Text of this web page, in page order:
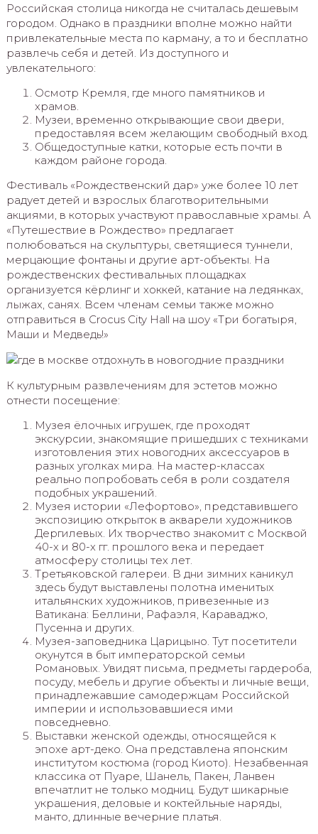
Российская столица никогда не считалась дешевым
городом. Однако в праздники вполне можно найти
привлекательные места по карману, а то и бесплатно
развлечь себя и детей. Из доступного и
увлекательного:
Осмотр Кремля, где много памятников и
храмов.
Музеи, временно открывающие свои двери,
предоставляя всем желающим свободный вход.
Общедоступные катки, которые есть почти в
каждом районе города.
Фестиваль «Рождественский дар» уже более 10 лет
радует детей и взрослых благотворительными
акциями, в которых участвуют православные храмы. А
«Путешествие в Рождество» предлагает
полюбоваться на скульптуры, светящиеся туннели,
мерцающие фонтаны и другие арт-объекты. На
рождественских фестивальных площадках
организуется кёрлинг и хоккей, катание на ледянках,
лыжах, санях. Всем членам семьи также можно
отправиться в Crocus City Hall на шоу «Три богатыря,
Маши и Медведь!»
К культурным развлечениям для эстетов можно
отнести посещение:
Музея ёлочных игрушек, где проходят
экскурсии, знакомящие пришедших с техниками
изготовления этих новогодних аксессуаров в
разных уголках мира. На мастер-классах
реально попробовать себя в роли создателя
подобных украшений.
Музея истории «Лефортово», представившего
экспозицию открыток в акварели художников
Дергилевых. Их творчество знакомит с Москвой
40-х и 80-х гг. прошлого века и передает
атмосферу столицы тех лет.
Третьяковской галереи. В дни зимних каникул
здесь будут выставлены полотна именитых
итальянских художников, привезенные из
Ватикана: Беллини, Рафаэля, Караваджо,
Пусенна и других.
Музея-заповедника Царицыно. Тут посетители
окунутся в быт императорской семьи
Романовых. Увидят письма, предметы гардероба,
посуду, мебель и другие объекты и личные вещи,
принадлежавшие самодержцам Российской
империи и использовавшиеся ими
повседневно.
Выставки женской одежды, относящейся к
эпохе арт-деко. Она представлена японским
институтом костюма (город Киото). Незабвенная
классика от Пуаре, Шанель, Пакен, Ланвен
впечатлит не только модниц. Будут шикарные
украшения, деловые и коктейльные наряды,
манто, длинные вечерние платья.